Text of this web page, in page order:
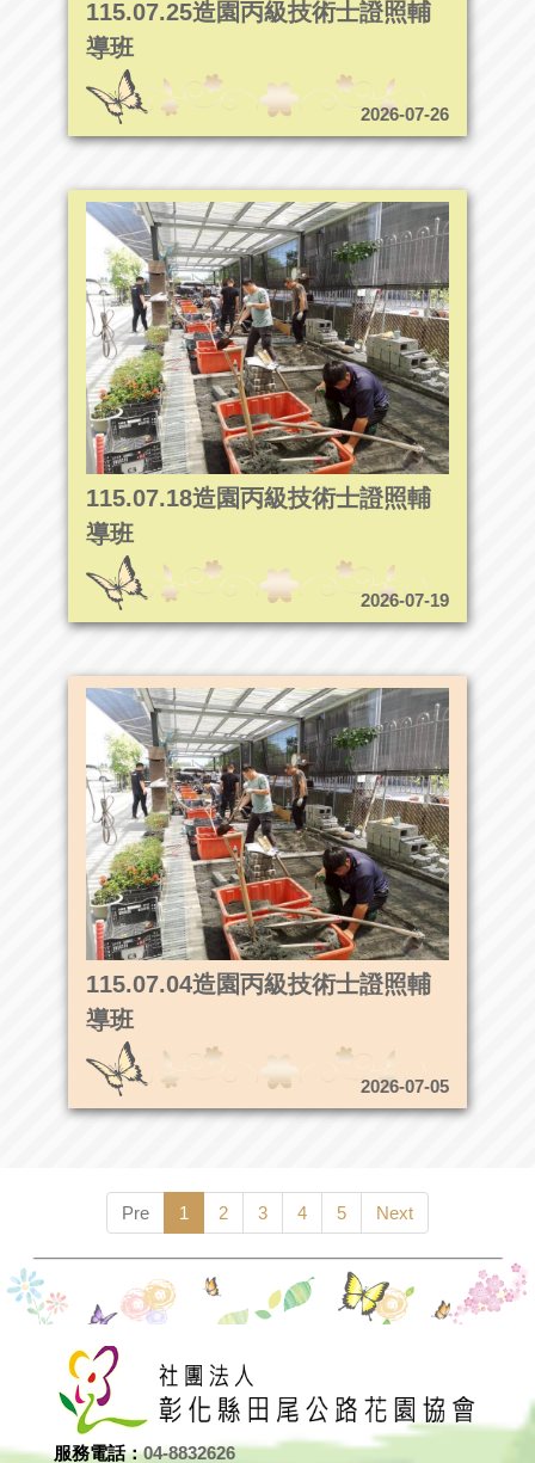
115.07.25造園丙級技術士證照輔
導班
2026-07-26
115.07.18造園丙級技術士證照輔
導班
2026-07-19
115.07.04造園丙級技術士證照輔
導班
2026-07-05
Pre 1 2 3 4 5 Next
服務電話：04-8832626